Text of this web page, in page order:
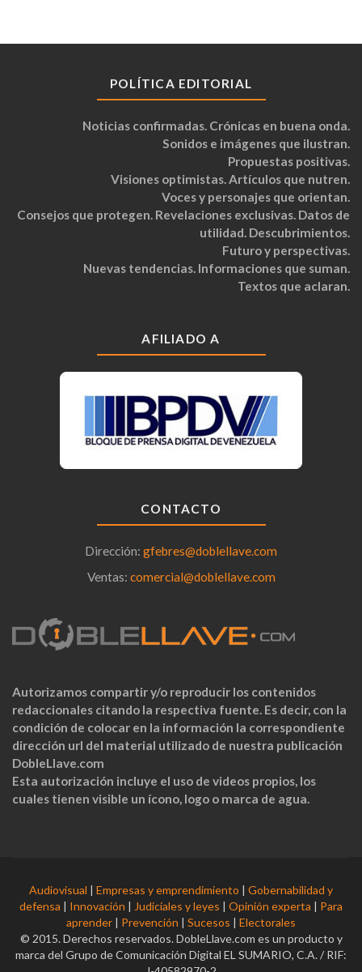
POLÍTICA EDITORIAL
Noticias confirmadas. Crónicas en buena onda.
Sonidos e imágenes que ilustran.
Propuestas positivas.
Visiones optimistas. Artículos que nutren.
Voces y personajes que orientan.
Consejos que protegen. Revelaciones exclusivas. Datos de
utilidad. Descubrimientos.
Futuro y perspectivas.
Nuevas tendencias. Informaciones que suman.
Textos que aclaran.
AFILIADO A
CONTACTO
Dirección: gfebres@doblellave.com
Ventas: comercial@doblellave.com
Autorizamos compartir y/o reproducir los contenidos
redaccionales citando la respectiva fuente. Es decir, con la
condición de colocar en la información la correspondiente
dirección url del material utilizado de nuestra publicación
DobleLlave.com
Esta autorización incluye el uso de videos propios, los
cuales tienen visible un ícono, logo o marca de agua.
Audiovisual | Empresas y emprendimiento | Gobernabilidad y
defensa | Innovación | Judiciales y leyes | Opinión experta | Para
aprender | Prevención | Sucesos | Electorales
© 2015. Derechos reservados. DobleLlave.com es un producto y
marca del Grupo de Comunicación Digital EL SUMARIO, C.A. / RIF: